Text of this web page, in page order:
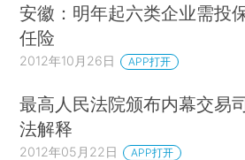
安徽：明年起六类企业需投
任险
2012年10月26日 APP打开
最高人民法院颁布内幕交易
法解释
2012年05月22日 APP打开